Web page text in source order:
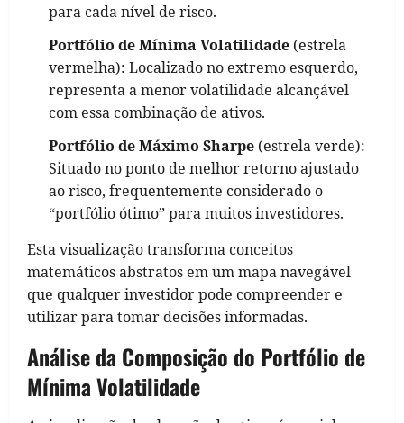
para cada nível de risco.
Portfólio de Mínima Volatilidade (estrela
vermelha): Localizado no extremo esquerdo,
representa a menor volatilidade alcançável
com essa combinação de ativos.
Portfólio de Máximo Sharpe (estrela verde):
Situado no ponto de melhor retorno ajustado
ao risco, frequentemente considerado o
“portfólio ótimo” para muitos investidores.
Esta visualização transforma conceitos
matemáticos abstratos em um mapa navegável
que qualquer investidor pode compreender e
utilizar para tomar decisões informadas.
Análise da Composição do Portfólio de
Mínima Volatilidade